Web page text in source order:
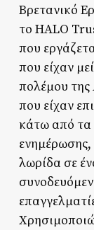
Βρετανικό
το HALO
που
που είχαν
πολέμου της
που είχαν
κάτω από τα
λωρίδα σε